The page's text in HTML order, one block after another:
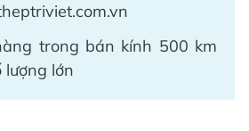
trong bán kính 500 km
lượng lớn